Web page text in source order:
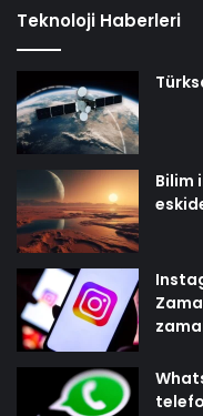
Teknoloji Haberleri
Bilim